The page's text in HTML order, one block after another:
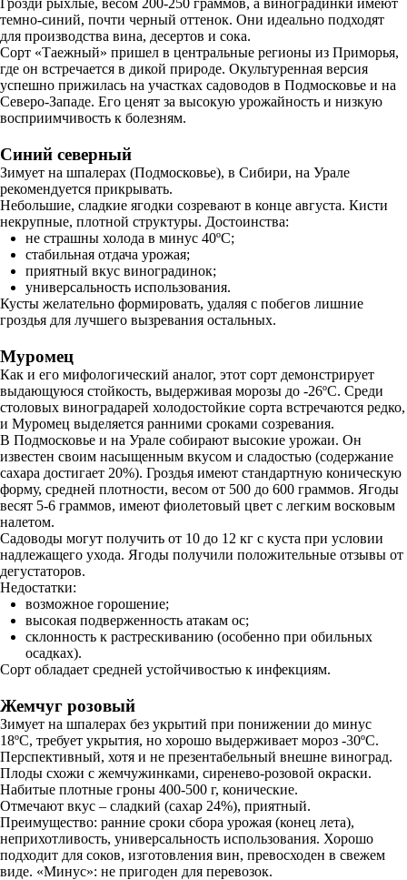
Грозди рыхлые, весом 200-250 граммов, а виноградинки имеют
темно-синий, почти черный оттенок. Они идеально подходят
для производства вина, десертов и сока.
Сорт «Таежный» пришел в центральные регионы из Приморья,
где он встречается в дикой природе. Окультуренная версия
успешно прижилась на участках садоводов в Подмосковье и на
Северо-Западе. Его ценят за высокую урожайность и низкую
восприимчивость к болезням.
Синий северный
Зимует на шпалерах (Подмосковье), в Сибири, на Урале
рекомендуется прикрывать.
Небольшие, сладкие ягодки созревают в конце августа. Кисти
некрупные, плотной структуры. Достоинства:
не страшны холода в минус 40ºC;
стабильная отдача урожая;
приятный вкус виноградинок;
универсальность использования.
Кусты желательно формировать, удаляя с побегов лишние
гроздья для лучшего вызревания остальных.
Муромец
Как и его мифологический аналог, этот сорт демонстрирует
выдающуюся стойкость, выдерживая морозы до -26ºC. Среди
столовых виноградарей холодостойкие сорта встречаются редко,
и Муромец выделяется ранними сроками созревания.
В Подмосковье и на Урале собирают высокие урожаи. Он
известен своим насыщенным вкусом и сладостью (содержание
сахара достигает 20%). Гроздья имеют стандартную коническую
форму, средней плотности, весом от 500 до 600 граммов. Ягоды
весят 5-6 граммов, имеют фиолетовый цвет с легким восковым
налетом.
Садоводы могут получить от 10 до 12 кг с куста при условии
надлежащего ухода. Ягоды получили положительные отзывы от
дегустаторов.
Недостатки:
возможное горошение;
высокая подверженность атакам ос;
склонность к растрескиванию (особенно при обильных
осадках).
Сорт обладает средней устойчивостью к инфекциям.
Жемчуг розовый
Зимует на шпалерах без укрытий при понижении до минус
18ºC, требует укрытия, но хорошо выдерживает мороз -30ºC.
Перспективный, хотя и не презентабельный внешне виноград.
Плоды схожи с жемчужинками, сиренево-розовой окраски.
Набитые плотные гроны 400-500 г, конические.
Отмечают вкус – сладкий (сахар 24%), приятный.
Преимущество: ранние сроки сбора урожая (конец лета),
неприхотливость, универсальность использования. Хорошо
подходит для соков, изготовления вин, превосходен в свежем
виде. «Минус»: не пригоден для перевозок.